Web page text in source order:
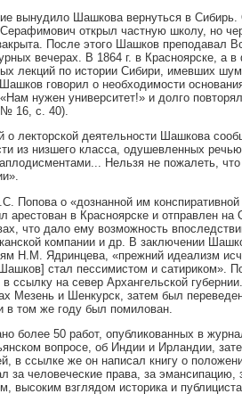
вынудило Шашкова вернуться в Сибирь.
открыл частную школу, но
После этого Шашков преподавал
вечерах. В 1864 г. в Красноярске, а
лекций по истории Сибири, имевших
говорил о необходимости
нужен университет!» и долго
16, с. 40).
о лекторской деятельности Шашкова
из низшего класса, одушевленных
Нельзя не пожалеть, что
Попова о «дознанной им конспиративной
в Красноярске и отправлен на
что дало ему возможность
компании и др. В заключении
Н.М. Ядринцева, «прежний идеализм
стал пессимистом и сатириком».
ссылку на север Архангельской
Мезень и Шенкурск, затем был
в том же году был помилован.
более 50 работ, опубликованных в
вопросе, об Индии и Ирландии,
в ссылке же он написал книгу о
за человеческие права, за эмансипацию,
высоким взглядом историка и